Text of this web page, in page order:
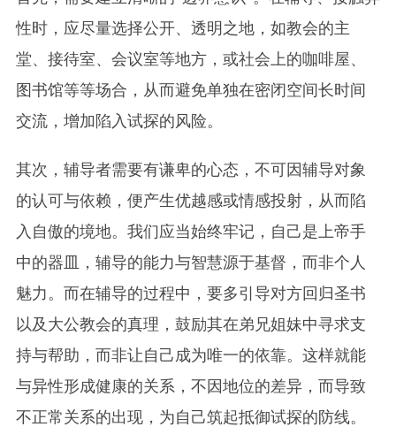
性时，应尽量选择公开、透明之地，如教会的主
堂、接待室、会议室等地方，或社会上的咖啡屋、
图书馆等等场合，从而避免单独在密闭空间长时间
交流，增加陷入试探的风险。
其次，辅导者需要有谦卑的心态，不可因辅导对象
的认可与依赖，便产生优越感或情感投射，从而陷
入自傲的境地。我们应当始终牢记，自己是上帝手
中的器皿，辅导的能力与智慧源于基督，而非个人
魅力。而在辅导的过程中，要多引导对方回归圣书
以及大公教会的真理，鼓励其在弟兄姐妹中寻求支
持与帮助，而非让自己成为唯一的依靠。这样就能
与异性形成健康的关系，不因地位的差异，而导致
不正常关系的出现，为自己筑起抵御试探的防线。